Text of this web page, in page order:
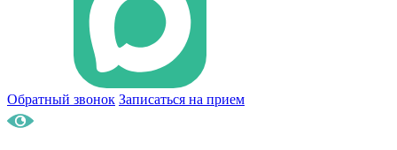
Обратный звонок Записаться на прием